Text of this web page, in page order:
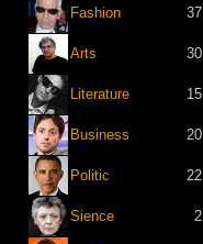
Fashion 37
Arts 30
Literature 15
Business 20
Politic 22
Sience 2